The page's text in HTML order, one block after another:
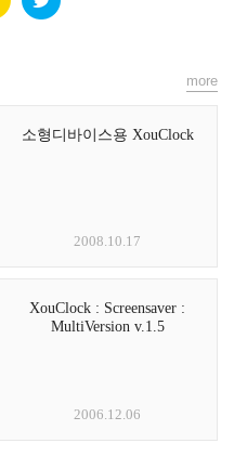
소형디바이스용 XouClock
2008.10.17
XouClock : Screensaver :
MultiVersion v.1.5
2006.12.06
more